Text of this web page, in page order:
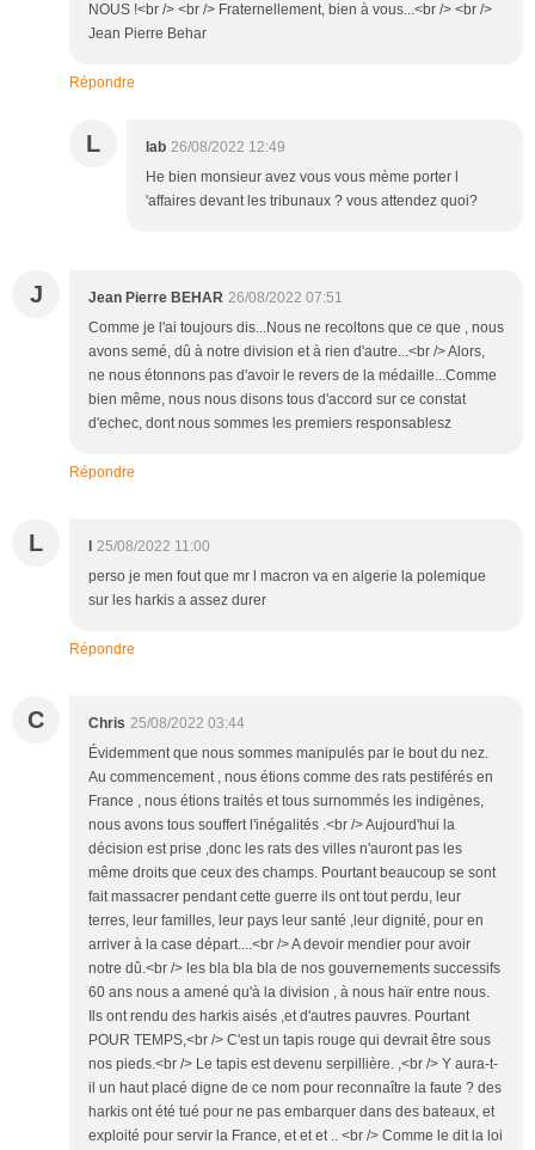
NOUS !<br /> <br /> Fraternellement, bien à vous...<br /> <br />
Jean Pierre Behar
Répondre
L lab 26/08/2022 12:49
He bien monsieur avez vous vous mème porter l
'affaires devant les tribunaux ? vous attendez quoi?
J Jean Pierre BEHAR 26/08/2022 07:51
Comme je l'ai toujours dis...Nous ne recoltons que ce que , nous
avons semé, dû à notre division et à rien d'autre...<br /> Alors,
ne nous étonnons pas d'avoir le revers de la médaille...Comme
bien même, nous nous disons tous d'accord sur ce constat
d'echec, dont nous sommes les premiers responsablesz
Répondre
L
25/08/2022 11:00
perso je men fout que mr l macron va en algerie la polemique
sur les harkis a assez durer
Répondre
C Chris 25/08/2022 03:44
Évidemment que nous sommes manipulés par le bout du nez.
Au commencement , nous étions comme des rats pestiférés en
France , nous étions traités et tous surnommés les indigènes,
nous avons tous souffert l'inégalités .<br /> Aujourd'hui la
décision est prise ,donc les rats des villes n'auront pas les
même droits que ceux des champs. Pourtant beaucoup se sont
fait massacrer pendant cette guerre ils ont tout perdu, leur
terres, leur familles, leur pays leur santé ,leur dignité, pour en
arriver à la case départ....<br /> A devoir mendier pour avoir
notre dû.<br /> les bla bla bla de nos gouvernements successifs
60 ans nous a amené qu'à la division , à nous haïr entre nous.
Ils ont rendu des harkis aisés ,et d'autres pauvres. Pourtant
POUR TEMPS,<br /> C'est un tapis rouge qui devrait être sous
nos pieds.<br /> Le tapis est devenu serpillière. ,<br /> Y aura-t-
il un haut placé digne de ce nom pour reconnaître la faute ? des
harkis ont été tué pour ne pas embarquer dans des bateaux, et
exploité pour servir la France, et et et .. <br /> Comme le dit la loi